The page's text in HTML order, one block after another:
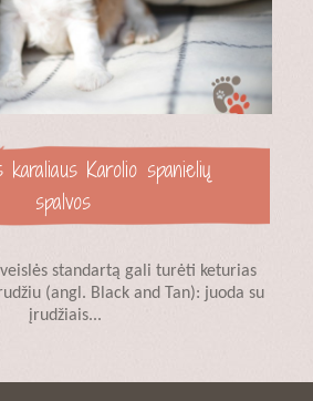
karaliaus Karolio spanielių
spalvos
standartą gali turėti keturias
(angl. Black and Tan): juoda su
įrudžiais...